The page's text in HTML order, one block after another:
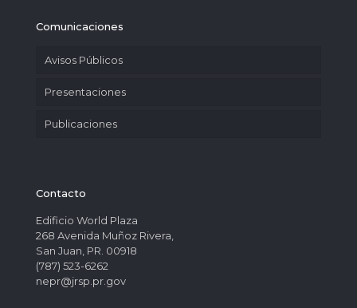
Comunicaciones
Avisos Públicos
Presentaciones
Publicaciones
Contacto
Edificio World Plaza
268 Avenida Muñoz Rivera,
San Juan, PR. 00918
(787) 523-6262
nepr@jrsp.pr.gov